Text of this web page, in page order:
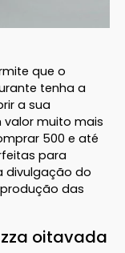
que o
tenha a
a sua
muito mais
500 e até
para
divulgação do
das
oitavada